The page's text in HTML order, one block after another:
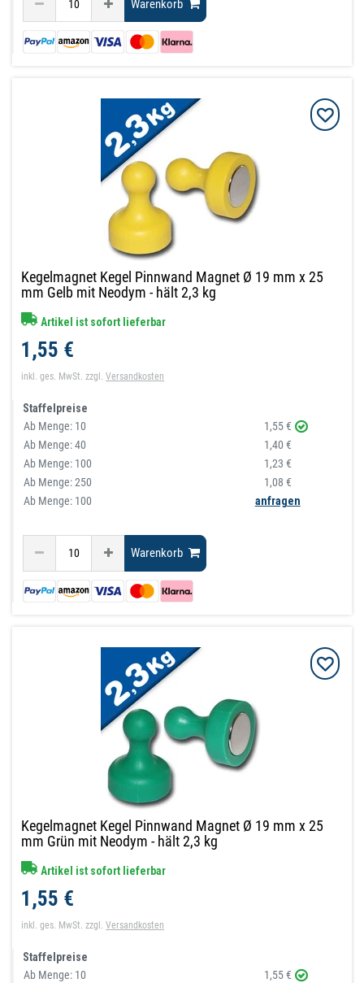
Warenkorb
Kegelmagnet Kegel Pinnwand Magnet Ø 19 mm x 25
mm Gelb mit Neodym - hält 2,3 kg
Artikel ist sofort lieferbar
1,55 €
inkl. ges. MwSt. zzgl.Versandkosten
Staffelpreise
Ab Menge: 10
1,55 €
Ab Menge:40
1,40 €
Ab Menge: 100
1,23 €
Ab Menge:250
1,08 €
Ab Menge: 100
anfragen
Warenkorb
Kegelmagnet Kegel Pinnwand Magnet Ø 19 mm x 25
mm Grün mit Neodym - hält 2,3 kg
Artikel ist sofort lieferbar
1,55 €
inkl. ges. MwSt. zzgl.Versandkosten
Staffelpreise
Ab Menge: 10
1,55 €